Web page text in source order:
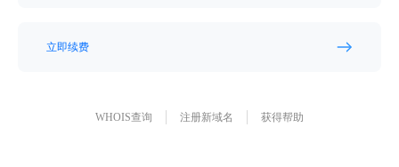
立即续费
WHOIS查询 注册新域名 获得帮助